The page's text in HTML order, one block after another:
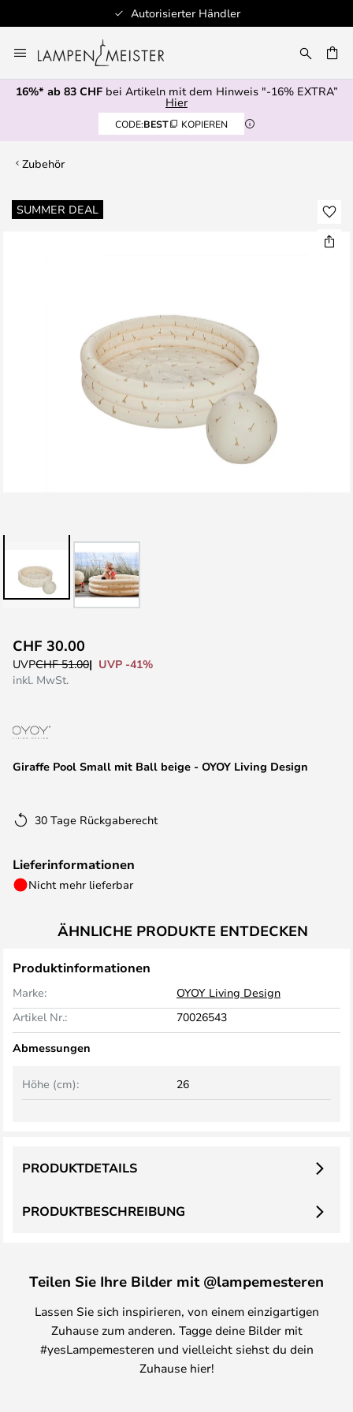
Autorisierter Händler
Inhalt
springen
16%* ab 83 CHFbei Artikeln mit dem Hinweis "-16% EXTRA”
Hier
CODE:BEST KOPIEREN
Zubehör
SUMMER DEAL
Zum
Ende
Anfang
der
Giraffe Pool Small mit Ball beige - OYOY Living Design
CHF 30.00
UVPCHF 51.00
UVP -41%
inkl. MwSt.
30 Tage Rückgaberecht
Lieferinformationen
Nicht mehr lieferbar
ÄHNLICHE PRODUKTE ENTDECKEN
Produktinformationen
Marke:
OYOY Living Design
Artikel Nr.:
70026543
Abmessungen
Höhe (cm): 26
PRODUKTBESCHREIBUNG
PRODUKTDETAILS
Teilen Sie Ihre Bilder mit @lampemesteren
Lassen Sie sich inspirieren, von einem einzigartigen
Zuhause zum anderen. Tagge deine Bilder mit
#yesLampemesteren und vielleicht siehst du dein
Zuhause hier!